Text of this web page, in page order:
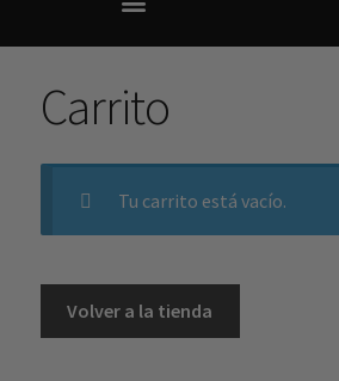
Carrito
Tu carrito está vacío.
Volver a la tienda